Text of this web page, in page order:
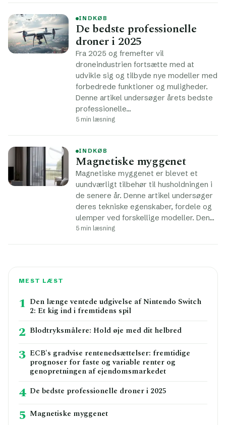
INDKØB
De bedste professionelle
droner i 2025
Fra 2025 og fremefter vil
droneindustrien fortsætte med at
udvikle sig og tilbyde nye modeller med
forbedrede funktioner og muligheder.
Denne artikel undersøger årets bedste
professionelle…
5 min læsning
INDKØB
Magnetiske myggenet
Magnetiske myggenet er blevet et
uundværligt tilbehør til husholdningen i
de senere år. Denne artikel undersøger
deres tekniske egenskaber, fordele og
ulemper ved forskellige modeller. Den…
5 min læsning
MEST LÆST
1 Den længe ventede udgivelse af Nintendo Switch
2: Et kig ind i fremtidens spil
2 Blodtryksmålere: Hold øje med dit helbred
3 ECB's gradvise rentenedsættelser: fremtidige
prognoser for faste og variable renter og
genopretningen af ejendomsmarkedet
4 De bedste professionelle droner i 2025
5 Magnetiske myggenet